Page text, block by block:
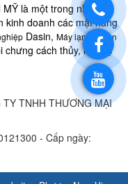
là một trong những c
kinh doanh các mặt hàng
Dasin, Máy lạnh di độn
chưng cách thủy, nồi điệ
TY TNHH THƯƠNG MẠI
- Cấp ngày:
https://www.youtube.com/channel/UCYvT5obcI5AqSFS-
0kdGxwA